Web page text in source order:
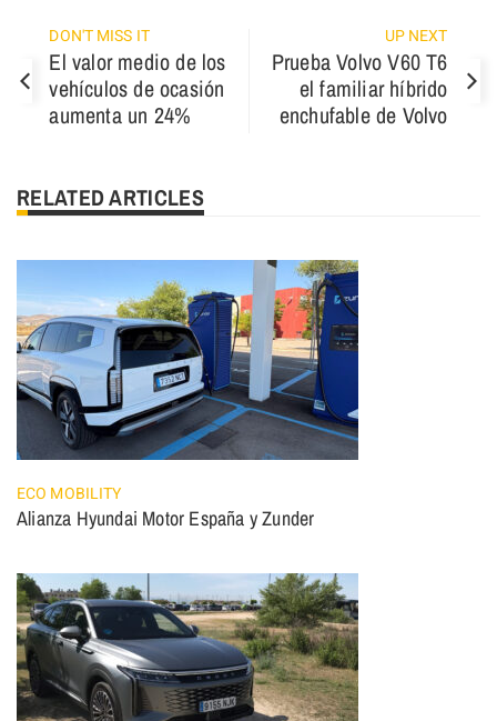
DON'T MISS IT
El valor medio de los
vehículos de ocasión
aumenta un 24%
UP NEXT
Prueba Volvo V60 T6
el familiar híbrido
enchufable de Volvo
RELATED ARTICLES
ECO MOBILITY
Alianza Hyundai Motor España y Zunder